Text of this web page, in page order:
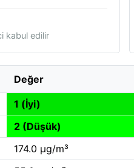
kabul edilir
Değer
1 (İyi)
2 (Düşük)
174.0 µg/m³